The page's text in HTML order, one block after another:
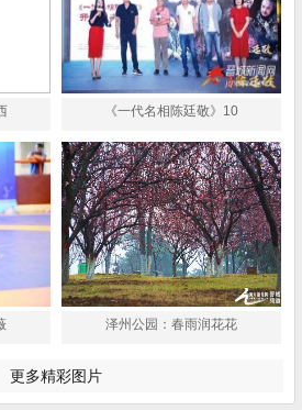
《一代名相陈廷敬》10
泽州公园：春雨润花花
更多精彩图片